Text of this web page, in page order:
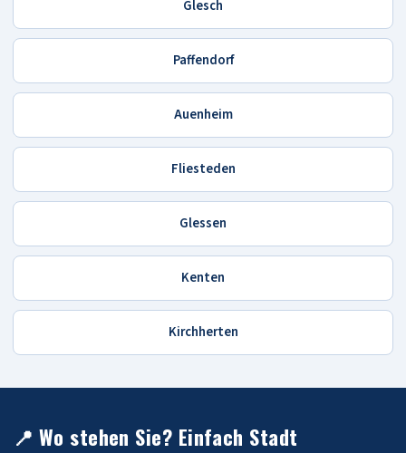
Glesch
Paffendorf
Auenheim
Fliesteden
Glessen
Kenten
Kirchherten
📍 Wo stehen Sie? Einfach Stadt